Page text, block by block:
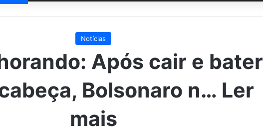
Notícias
Após cair e bater
Bolsonaro n… Ler
mais